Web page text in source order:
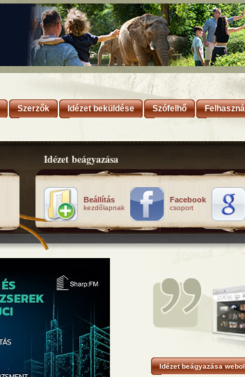
Szerzők Idézet beküldése Szófelhő
Idézet beágyazása
Beállítás
kezdőlapnak
Facebook
csoport
Idézet beágyazása